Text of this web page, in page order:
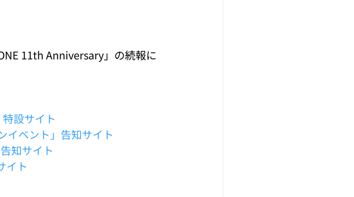
11th Anniversary」の続報に
特設サイト
イベント」告知サイト
知サイト
イト